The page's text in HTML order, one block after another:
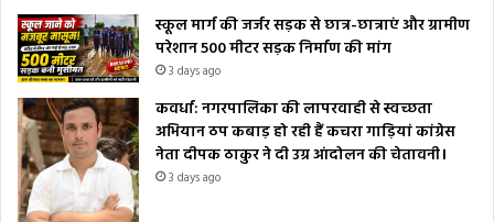
स्कूल मार्ग की जर्जर सड़क से छात्र-छात्राएं और ग्रामीण
परेशान 500 मीटर सड़क निर्माण की मांग
3 days ago
कवर्धा: नगरपालिका की लापरवाही से स्वच्छता
अभियान ठप कबाड़ हो रही हैं कचरा गाड़ियां कांग्रेस
नेता दीपक ठाकुर ने दी उग्र आंदोलन की चेतावनी।
3 days ago